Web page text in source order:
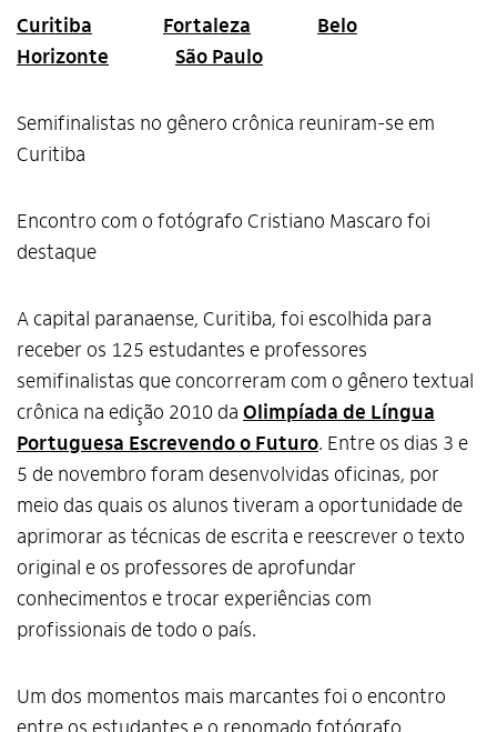
Curitiba Fortaleza
Belo
Horizonte
São Paulo
Semifinalistas no gênero crônica reuniram-se em
Curitiba
Encontro com o fotógrafo Cristiano Mascaro foi
destaque
A capital paranaense, Curitiba, foi escolhida para
receber os 125 estudantes e professores
semifinalistas que concorreram com o gênero textual
crônica na edição 2010 da Olimpíada de Língua
Portuguesa Escrevendo o Futuro. Entre os dias 3 e
5 de novembro foram desenvolvidas oficinas, por
meio das quais os alunos tiveram a oportunidade de
aprimorar as técnicas de escrita e reescrever o texto
original e os professores de aprofundar
conhecimentos e trocar experiências com
profissionais de todo o país.
Um dos momentos mais marcantes foi o encontro